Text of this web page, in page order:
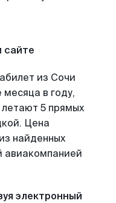
сайте
из Сочи
в году,
5 прямых
Цена
найденных
авиакомпанией
электронный